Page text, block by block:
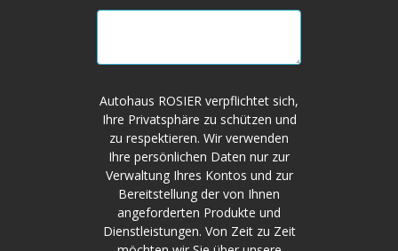
Autohaus ROSIER verpflichtet sich,
Ihre Privatsphäre zu schützen und
zu respektieren. Wir verwenden
Ihre persönlichen Daten nur zur
Verwaltung Ihres Kontos und zur
Bereitstellung der von Ihnen
angeforderten Produkte und
Dienstleistungen. Von Zeit zu Zeit